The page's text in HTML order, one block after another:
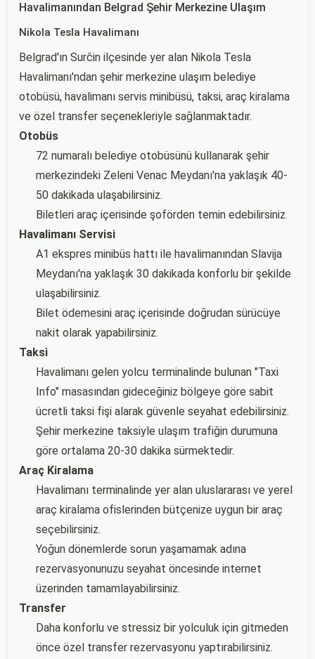
Havalimanından Belgrad Şehir Merkezine Ulaşım
Nikola Tesla Havalimanı
Belgrad'ın Surčin ilçesinde yer alan Nikola Tesla
Havalimanı'ndan şehir merkezine ulaşım belediye
otobüsü, havalimanı servis minibüsü, taksi, araç kiralama
ve özel transfer seçenekleriyle sağlanmaktadır.
Otobüs
72 numaralı belediye otobüsünü kullanarak şehir
merkezindeki Zeleni Venac Meydanı'na yaklaşık 40-
50 dakikada ulaşabilirsiniz.
Biletleri araç içerisinde şoförden temin edebilirsiniz.
Havalimanı Servisi
A1 ekspres minibüs hattı ile havalimanından Slavija
Meydanı'na yaklaşık 30 dakikada konforlu bir şekilde
ulaşabilirsiniz.
Bilet ödemesini araç içerisinde doğrudan sürücüye
nakit olarak yapabilirsiniz.
Taksi
Havalimanı gelen yolcu terminalinde bulunan "Taxi
Info" masasından gideceğiniz bölgeye göre sabit
ücretli taksi fişi alarak güvenle seyahat edebilirsiniz.
Şehir merkezine taksiyle ulaşım trafiğin durumuna
göre ortalama 20-30 dakika sürmektedir.
Araç Kiralama
Havalimanı terminalinde yer alan uluslararası ve yerel
araç kiralama ofislerinden bütçenize uygun bir araç
seçebilirsiniz.
Yoğun dönemlerde sorun yaşamamak adına
rezervasyonunuzu seyahat öncesinde internet
üzerinden tamamlayabilirsiniz.
Transfer
Daha konforlu ve stressiz bir yolculuk için gitmeden
önce özel transfer rezervasyonu yaptırabilirsiniz.